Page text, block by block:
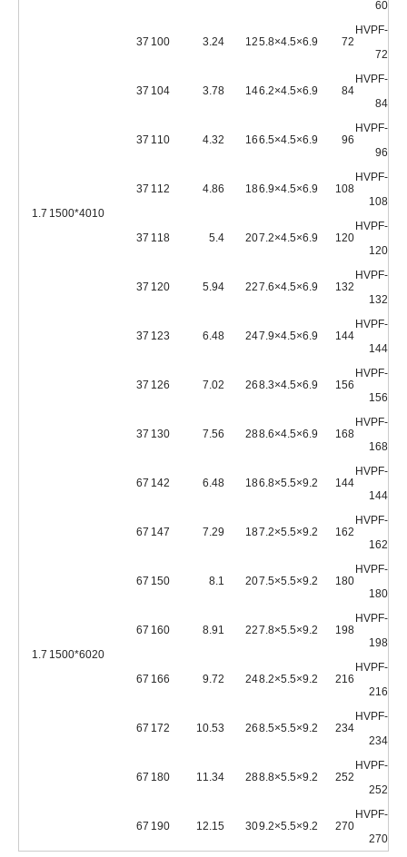
60
4010*1500
1.7
HVPF-
72
72
6.9×4.5×5.8
12
3.24
100
37
HVPF-
84
84
6.9×4.5×6.2
14
3.78
104
37
HVPF-
96
96
6.9×4.5×6.5
16
4.32
110
37
HVPF-
108
108
6.9×4.5×6.9
18
4.86
112
37
HVPF-
120
120
6.9×4.5×7.2
20
5.4
118
37
HVPF-
132
132
6.9×4.5×7.6
22
5.94
120
37
HVPF-
144
144
6.9×4.5×7.9
24
6.48
123
37
HVPF-
156
156
6.9×4.5×8.3
26
7.02
126
37
HVPF-
168
168
6.9×4.5×8.6
28
7.56
130
37
HVPF-
144
144
9.2×5.5×6.8
18
6.48
142
67
6020*1500
1.7
HVPF-
162
162
9.2×5.5×7.2
18
7.29
147
67
HVPF-
180
180
9.2×5.5×7.5
20
8.1
150
67
HVPF-
198
198
9.2×5.5×7.8
22
8.91
160
67
HVPF-
216
216
9.2×5.5×8.2
24
9.72
166
67
HVPF-
234
234
9.2×5.5×8.5
26
10.53
172
67
HVPF-
252
252
9.2×5.5×8.8
28
11.34
180
67
HVPF-
270
270
9.2×5.5×9.2
30
12.15
190
67